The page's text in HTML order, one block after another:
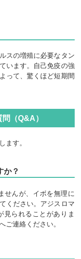
スの増殖に必要なタン
います。自己免疫の強
って、驚くほど短期間
（Q&A）
ます。
か？
せんが、イボを無理に
ください。アジスロマ
見られることがありま
ご連絡ください。